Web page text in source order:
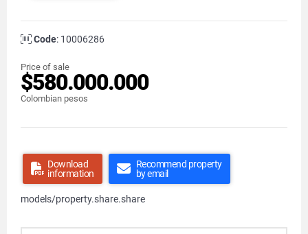
Code: 10006286
Price of sale
$580.000.000
Colombian pesos
Download
information
Recommend property
by email
models/property.share.share